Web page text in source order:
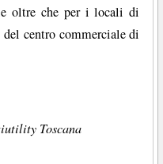
oltre che per i locali di
centro commerciale di
Toscana